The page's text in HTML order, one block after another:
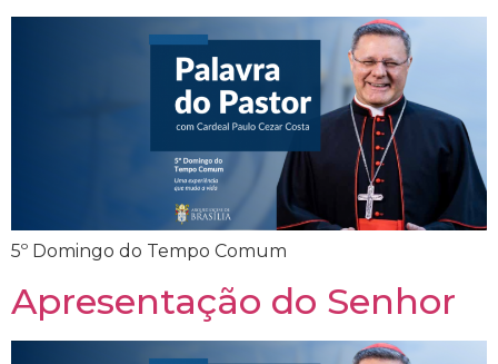
5º Domingo do Tempo Comum
Apresentação do Senhor